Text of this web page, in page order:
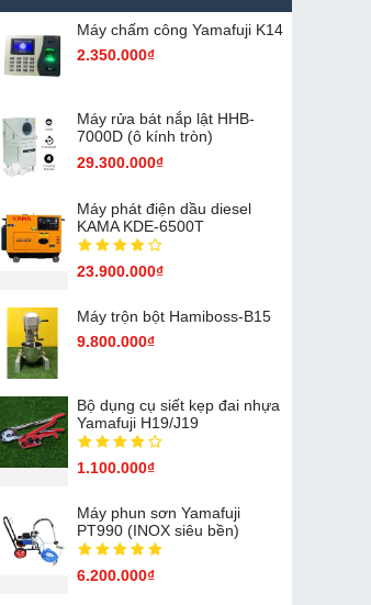
Máy chấm cô​ng Yamafuji K14
2.350.000₫
Máy rửa bát nắp lật HHB-
7000D (ô kính tròn)
29.300.000₫
Máy phát điện dầu diesel
KAMA KDE-6500T
23.900.000₫
Máy trộn bột Hamiboss-B15
9.800.000₫
Bộ dụng cụ siết kẹp đai nhựa
Yamafuji H19/J19
1.100.000₫
Máy phun sơn Yamafuji
PT990 (INOX siêu bền)
6.200.000₫